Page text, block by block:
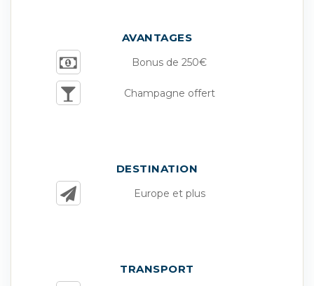
AVANTAGES
Bonus de 250€
Champagne offert
DESTINATION
Europe et plus
TRANSPORT